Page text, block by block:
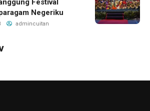
Festival
Negeriku
admincuitan